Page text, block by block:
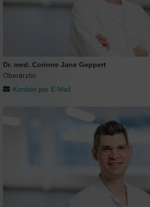
Dr. med. Corinne Jane Geppert
Oberärztin
Kontakt per E-Mail